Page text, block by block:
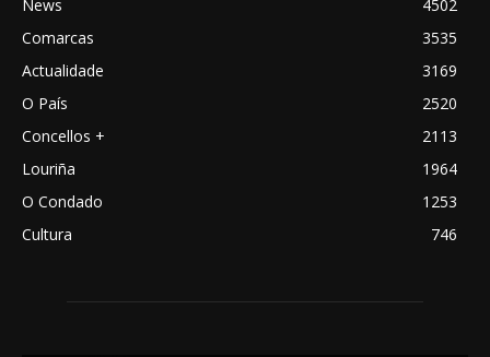
News
4502
Comarcas
3535
Actualidade
3169
O País
2520
Concellos +
2113
Louriña
1964
O Condado
1253
Cultura
746